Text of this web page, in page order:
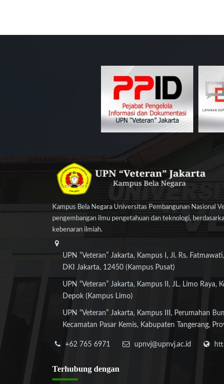
Kampus Bela Negara Universitas Pembangunan Nasional
pengembangan ilmu pengetahuan dan teknologi,
kebenaran ilmiah.
UPN “Veteran” Jakarta, Kampus I, Jl. Rs.
DKI Jakarta, 12450 (Kampus Pusat)
UPN “Veteran” Jakarta, Kampus II, JL. Limo Raya,
Depok (Kampus Limo)
UPN “Veteran” Jakarta, Kampus III, Perumahan
Kecamatan Pasar Kemis, Kabupaten Tangerang,
+62 765 6971 upnvj@upnvj.ac.id
Terhubung dengan